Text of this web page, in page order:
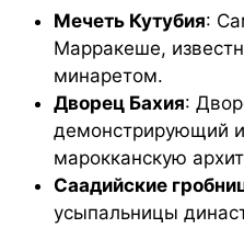
Мечеть Кутубия:
Марракеше,
минаретом.
Дворец Бахия:
демонстрирующий
марокканскую
Саадийские
усыпальницы